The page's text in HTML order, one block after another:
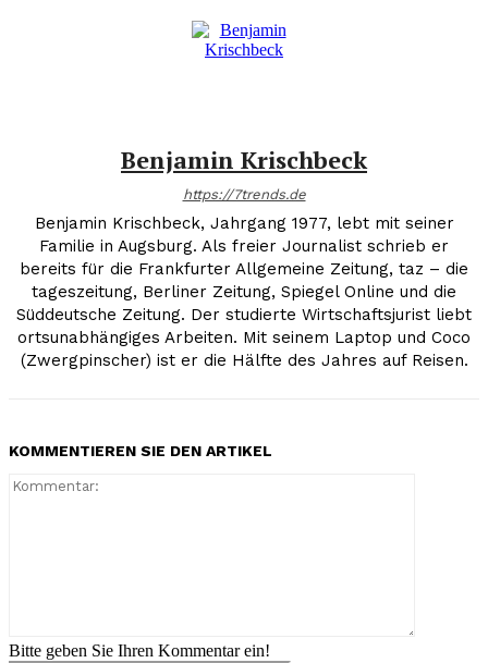
Benjamin Krischbeck
https://7trends.de
Benjamin Krischbeck, Jahrgang 1977, lebt mit seiner
Familie in Augsburg. Als freier Journalist schrieb er
bereits für die Frankfurter Allgemeine Zeitung, taz – die
tageszeitung, Berliner Zeitung, Spiegel Online und die
Süddeutsche Zeitung. Der studierte Wirtschaftsjurist liebt
ortsunabhängiges Arbeiten. Mit seinem Laptop und Coco
(Zwergpinscher) ist er die Hälfte des Jahres auf Reisen.
KOMMENTIEREN SIE DEN ARTIKEL
Bitte geben Sie Ihren Kommentar ein!